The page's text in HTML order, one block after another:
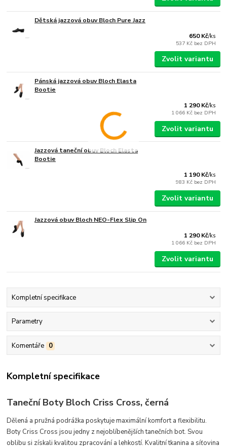
Dětská jazzová obuv Bloch Pure Jazz
650 Kč/ks
537 Kč bez DPH
Zvolit variantu
Pánská jazzová obuv Bloch Elasta
Bootie
1 290 Kč/ks
1 066 Kč bez DPH
Zvolit variantu
Jazzová taneční obuv Bloch Elasta
Bootie
1 190 Kč/ks
983 Kč bez DPH
Zvolit variantu
Jazzová obuv Bloch NEO-Flex Slip On
1 290 Kč/ks
1 066 Kč bez DPH
Zvolit variantu
Kompletní specifikace
Parametry
Komentáře 0
Kompletní specifikace
Taneční Boty Bloch Criss Cross, černá
Dělená a pružná podrážka poskytuje maximální komfort a flexibilitu.
Boty Criss Cross jsou jedny z nejoblíbenějších tanečních bot. Svou
oblibu si získali kvalitou zpracování a lehkostí.Kvalitní tkanina a síťovina